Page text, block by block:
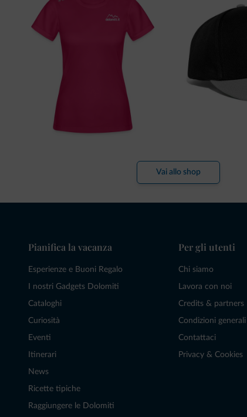
Vai allo shop
Pianifica la vacanza
Esperienze e Buoni Regalo
I nostri Gadgets Dolomiti
Cataloghi
Curiosità
Eventi
Itinerari
News
Ricette tipiche
Raggiungere le Dolomiti
Per gli utenti
Chi siamo
Lavora con noi
Credits & partners
Condizioni
Contattaci
Privacy & Cookies